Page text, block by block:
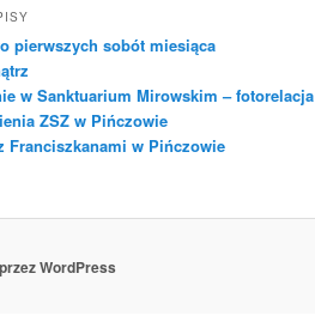
pierwszych sobót miesiąca
w Sanktuarium Mirowskim – fotorelacja
ZSZ w Pińczowie
Franciszkanami w Pińczowie
WordPress